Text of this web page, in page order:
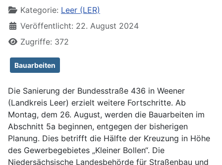
Kategorie: Leer (LER)
Veröffentlicht: 22. August 2024
Zugriffe: 372
Bauarbeiten
Die Sanierung der Bundesstraße 436 in Weener
(Landkreis Leer) erzielt weitere Fortschritte. Ab
Montag, dem 26. August, werden die Bauarbeiten im
Abschnitt 5a beginnen, entgegen der bisherigen
Planung. Dies betrifft die Hälfte der Kreuzung in Höhe
des Gewerbegebietes „Kleiner Bollen“. Die
Niedersächsische Landesbehörde für Straßenbau und